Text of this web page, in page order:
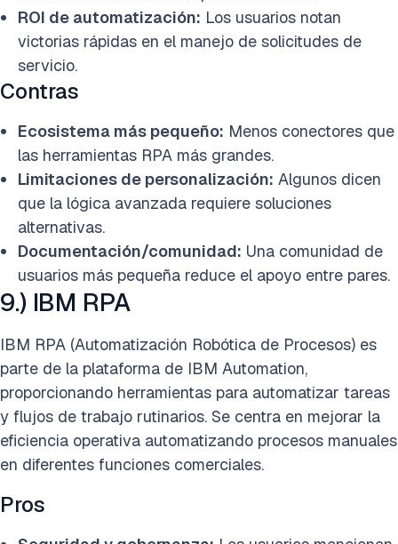
ROI de automatización: Los usuarios notan
victorias rápidas en el manejo de solicitudes de
servicio.
Contras
Ecosistema más pequeño: Menos conectores que
las herramientas RPA más grandes.
Limitaciones de personalización: Algunos dicen
que la lógica avanzada requiere soluciones
alternativas.
Documentación/comunidad: Una comunidad de
usuarios más pequeña reduce el apoyo entre pares.
9.) IBM RPA
IBM RPA (Automatización Robótica de Procesos) es
parte de la plataforma de IBM Automation,
proporcionando herramientas para automatizar tareas
y flujos de trabajo rutinarios. Se centra en mejorar la
eficiencia operativa automatizando procesos manuales
en diferentes funciones comerciales.
Pros